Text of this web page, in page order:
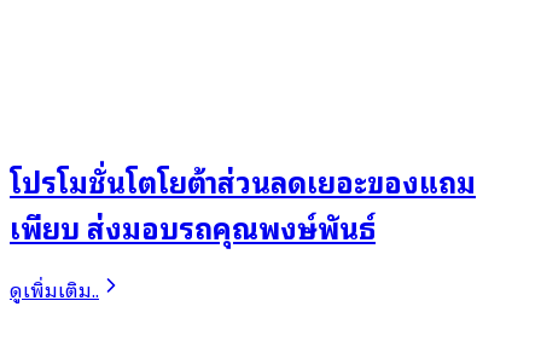
โปรโมชั่นโตโยต้าส่วนลดเยอะของแถม
เพียบ ส่งมอบรถคุณพงษ์พันธ์
ดูเพิ่มเติม..